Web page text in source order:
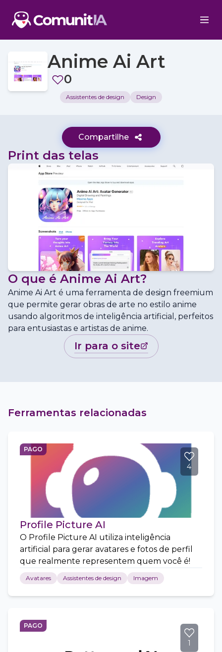
Anime Ai Art
0
Assistentes de design Design
Compartilhe
Print das telas
O que é Anime Ai Art?
Anime Ai Art é uma ferramenta de design freemium
que permite gerar obras de arte no estilo anime
usando algoritmos de inteligência artificial, perfeitos
para entusiastas e artistas de anime.
ir para o site
Ferramentas relacionadas
PAGO
4
Profile Picture AI
O Profile Picture AI utiliza inteligência
artificial para gerar avatares e fotos de perfil
que realmente representem quem você é!
Avatares Assistentes de design Imagem
PAGO
1